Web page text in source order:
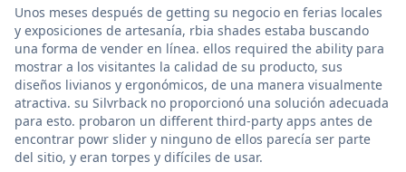
Unos meses después de getting su negocio en ferias locales
y exposiciones de artesanía, rbia shades estaba buscando
una forma de vender en línea. ellos required the ability para
mostrar a los visitantes la calidad de su producto, sus
diseños livianos y ergonómicos, de una manera visualmente
atractiva. su Silvrback no proporcionó una solución adecuada
para esto. probaron un different third-party apps antes de
encontrar powr slider y ninguno de ellos parecía ser parte
del sitio, y eran torpes y difíciles de usar.